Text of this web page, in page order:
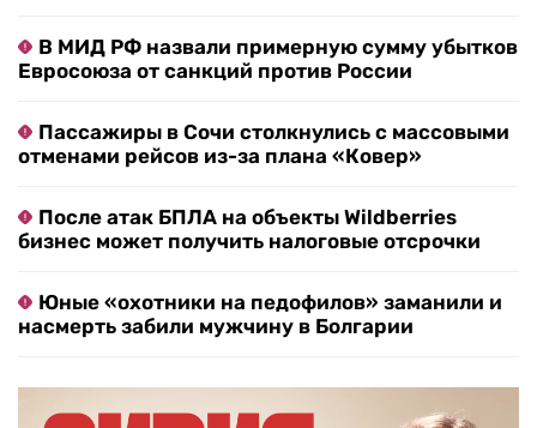
В МИД РФ назвали примерную сумму убытков
Евросоюза от санкций против России
Пассажиры в Сочи столкнулись с массовыми
отменами рейсов из-за плана «Ковер»
После атак БПЛА на объекты Wildberries
бизнес может получить налоговые отсрочки
Юные «охотники на педофилов» заманили и
насмерть забили мужчину в Болгарии